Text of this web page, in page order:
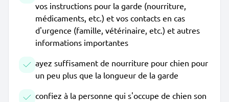
vos instructions pour la garde (nourriture,
médicaments, etc.) et vos contacts en cas
d'urgence (famille, vétérinaire, etc.) et autres
informations importantes
ayez suffisament de nourriture pour chien pour
un peu plus que la longueur de la garde
confiez à la personne qui s'occupe de chien son